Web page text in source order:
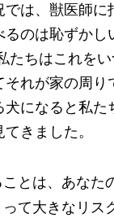
では、獣医師に
るのは恥ずかし
たちはこれを
それが家の周り
犬になると私た
きました。
とは、あなた
て大きなリス